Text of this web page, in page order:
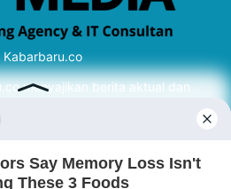
menyajikan berita aktual dan
dari sumber yang tepat.
Kabarbaru